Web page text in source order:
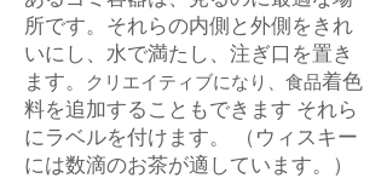
所です。それらの内側と外側をきれ
いにし、水で満たし、注ぎ口を置き
ます。
クリエイティブになり、食品着色
料を追加することもできます それら
にラベルを付けます。 （ウィスキー
には数滴のお茶が適しています。）